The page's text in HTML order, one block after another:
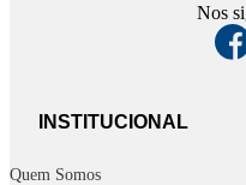
Nos
INSTITUCIONAL
Quem Somos